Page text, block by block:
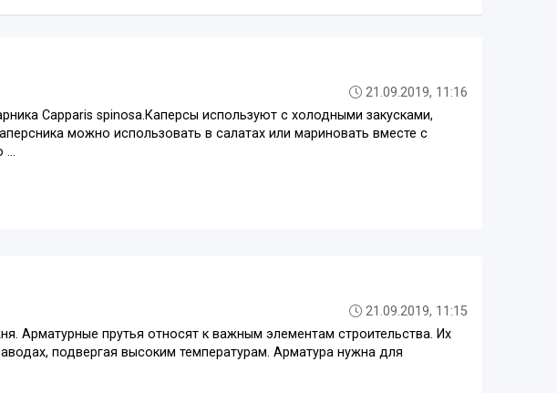
21.09.2019, 11:16
Capparis spinosa.Каперсы используют с холодными закусками,
можно использовать в салатах или мариновать вместе с
...
21.09.2019, 11:15
Арматурные прутья относят к важным элементам строительства. Их
подвергая высоким температурам. Арматура нужна для